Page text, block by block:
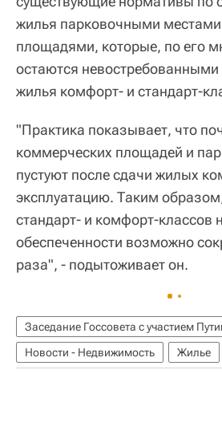
жилья парковочными
площадями, которые, по его
остаются невостребованными
жилья комфорт- и стандарт-
"Практика показывает, что
коммерческих площадей и
пустуют после сдачи жилых
эксплуатацию. Таким
стандарт- и комфорт-классов
обеспеченности возможно
раза", - подытоживает он.
Заседание Госсовета с участием
Новости - Недвижимость
Жилье